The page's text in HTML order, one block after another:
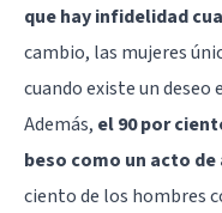
que hay infidelidad
cambio, las mujeres
cuando existe un deseo
Además, el 90 por
beso como un acto
ciento de los hombres